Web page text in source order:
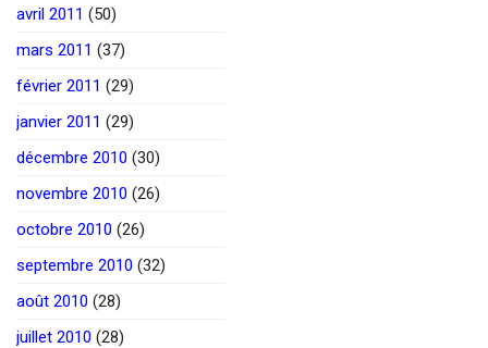
avril 2011 (50)
mars 2011 (37)
février 2011 (29)
janvier 2011 (29)
décembre 2010 (30)
novembre 2010 (26)
octobre 2010 (26)
septembre 2010 (32)
août 2010 (28)
juillet 2010 (28)